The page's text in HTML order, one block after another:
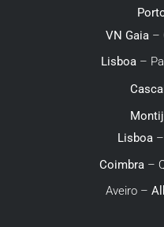
VN Gaia–
Lisboa –
Lisboa–
Coimbra –
Aveiro –